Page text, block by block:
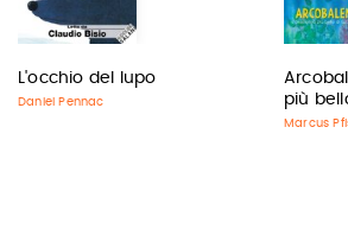
L'occhio del lupo
Daniel Pennac
più
Marcus